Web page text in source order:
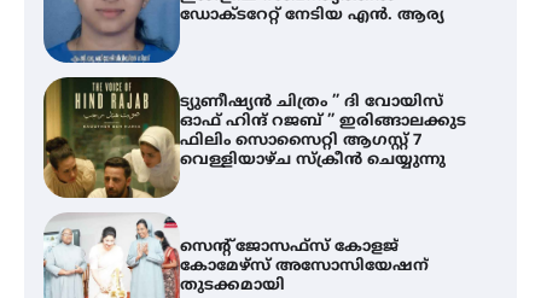
ഡോക്ടറേറ്റ് നേടിയ എൻ. ആര്യ
ട്യുണീഷ്യൻ ചിത്രം ” ദി വോയിസ്
ഓഫ് ഹിന്ദ് റജബ് ” ഇരിങ്ങാലക്കുട
ഫിലിം സൊസൈറ്റി ആഗസ്റ്റ് 7
വെള്ളിയാഴ്ച സ്‌ക്രീൻ ചെയ്യുന്നു
സെന്റ് ജോസഫ്സ് കോളജ്
കോമേഴ്‌സ് അസോസിയേഷന്
തുടക്കമായി